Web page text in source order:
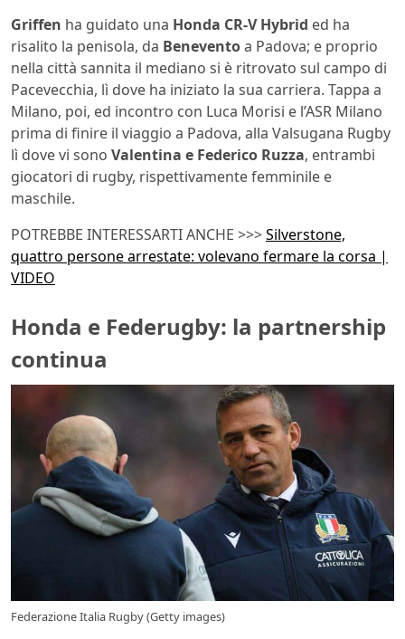
Griffen ha guidato una Honda CR-V Hybrid ed ha
risalito la penisola, da Beneventoa Padova; e proprio
nella città sannita il mediano si è ritrovato sul campo di
Pacevecchia, lì dove ha iniziato la sua carriera. Tappa a
Milano, poi, ed incontro con Luca Morisi e l’ASR Milano
prima di finire il viaggio a Padova, alla Valsugana Rugby
lì dove vi sono Valentina e Federico Ruzza, entrambi
giocatori di rugby, rispettivamente femminile e
maschile.
POTREBBE INTERESSARTI ANCHE >>>Silverstone,
quattro persone arrestate: volevano fermare la corsa |
VIDEO
Honda e Federugby: la partnership
continua
Federazione Italia Rugby (Getty images)